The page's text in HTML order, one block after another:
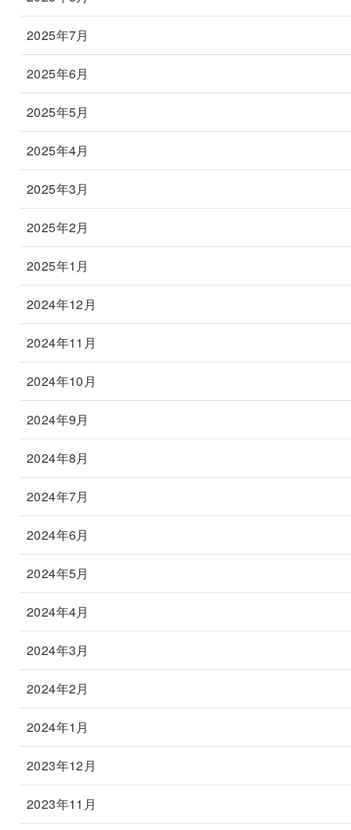
2025年7月
2025年6月
2025年5月
2025年4月
2025年3月
2025年2月
2025年1月
2024年12月
2024年11月
2024年10月
2024年9月
2024年8月
2024年7月
2024年6月
2024年5月
2024年4月
2024年3月
2024年2月
2024年1月
2023年12月
2023年11月